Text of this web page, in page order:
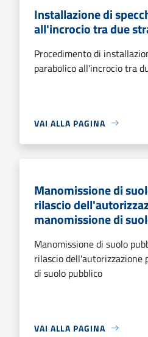
Installazione di
all'incrocio tra due
Procedimento di
parabolico all'incrocio tra
VAI ALLA PAGINA
Manomissione di
rilascio
manomissione di
Manomissione di suolo
rilascio dell'autorizzazione
di suolo pubblico
VAI ALLA PAGINA